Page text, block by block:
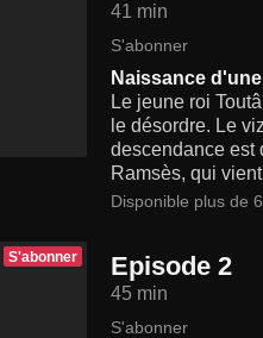
41 min
S'abonner
Naissance
Le jeune roi
le désordre. Le
descendance est
Ramsès, qui
Disponible plus de
S'abonner Episode 2
45 min
S'abonner